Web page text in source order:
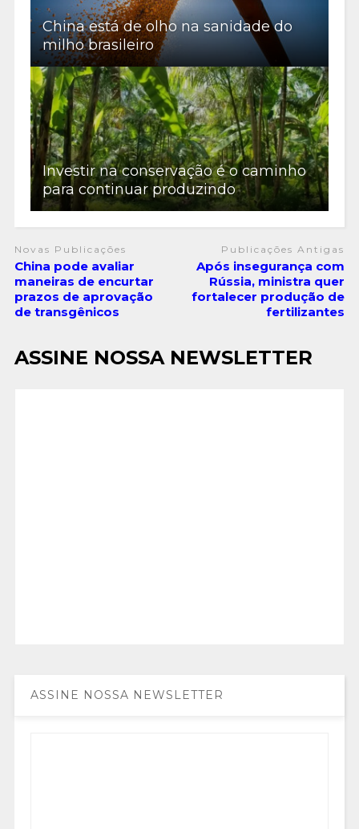
China está de olho na sanidade do
milho brasileiro
Investir na conservação é o caminho
para continuar produzindo
Novas Publicações
China pode avaliar
maneiras de encurtar
prazos de aprovação
de transgênicos
Publicações Antigas
Após insegurança com
Rússia, ministra quer
fortalecer produção de
fertilizantes
ASSINE NOSSA NEWSLETTER
ASSINE NOSSA NEWSLETTER